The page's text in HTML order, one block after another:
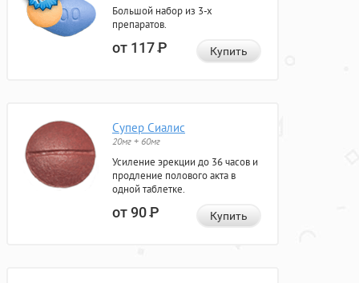
Большой набор из 3-х
препаратов.
от 117Р Купить
Супер Сиалис
20мг + 60мг
Усиление эрекции до 36 часов и
продление полового акта в
одной таблетке.
от 90Р Купить